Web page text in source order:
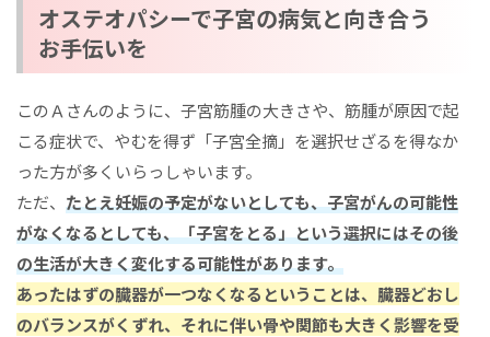
オステオパシーで子宮の病気と向き合う
お手伝いを
このＡさんのように、子宮筋腫の大きさや、筋腫が原因で起
こる症状で、やむを得ず「子宮全摘」を選択せざるを得なか
った方が多くいらっしゃいます。
ただ、 たとえ妊娠の予定がないとしても、子宮がんの可能性
がなくなるとしても、「子宮をとる」という選択にはその後
の生活が大きく変化する可能性があります。
あったはずの臓器が一つなくなるということは、臓器どおし
のバランスがくずれ、それに伴い骨や関節も大きく影響を受